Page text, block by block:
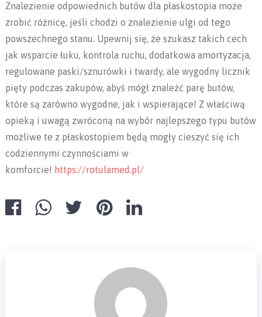
Znalezienie odpowiednich butów dla płaskostopia może
zrobić różnicę, jeśli chodzi o znalezienie ulgi od tego
powszechnego stanu. Upewnij się, że szukasz takich cech
jak wsparcie łuku, kontrola ruchu, dodatkowa amortyzacja,
regulowane paski/sznurówki i twardy, ale wygodny licznik
pięty podczas zakupów, abyś mógł znaleźć parę butów,
które są zarówno wygodne, jak i wspierające! Z właściwą
opieką i uwagą zwróconą na wybór najlepszego typu butów
możliwe te z płaskostopiem będą mogły cieszyć się ich
codziennymi czynnościami w
komforcie! https://rotulamed.pl/